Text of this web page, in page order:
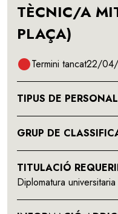
TÈCNIC/A
PLAÇA)
circleTermini tancat22/
TIPUS DE PERSONAL
GRUP DE
TITULACIÓ
Diplomatura